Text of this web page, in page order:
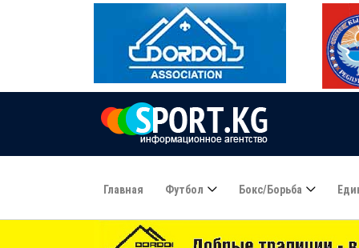
Главная Футбол Бокс/борьба